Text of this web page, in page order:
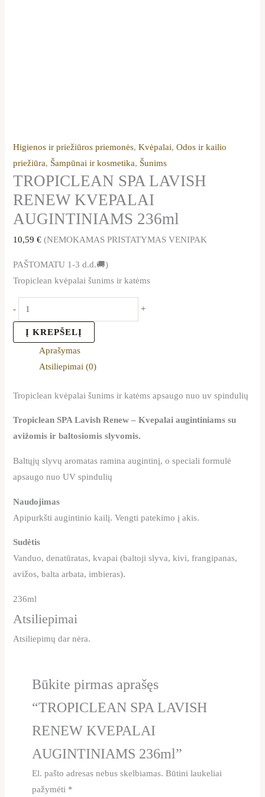
Higienos ir priežiūros priemonės,Kvėpalai,Odos ir kailio
priežiūra, Šampūnai ir kosmetika, Šunims
TROPICLEAN SPA LAVISH
RENEW KVEPALAI
AUGINTINIAMS 236ml
10,59€ (NEMOKAMAS PRISTATYMAS VENIPAK
PAŠTOMATU 1-3 d.d.🚚)
Tropiclean kvėpalai šunims ir katėms
- +
Į KREPŠELĮ
Aprašymas
Atsiliepimai (0)
Tropiclean kvėpalai šunims ir katėms apsaugo nuo uv spindulių
Tropiclean SPA Lavish Renew –Kvepalai augintiniams su
avižomis ir baltosiomis slyvomis.
Baltųjų slyvų aromatas ramina augintinį, o speciali formulė
apsaugo nuo UV spindulių
Naudojimas
Apipurkšti augintinio kailį. Vengti patekimo į akis.
Sudėtis
Vanduo, denatūratas, kvapai (baltoji slyva, kivi, frangipanas,
avižos, balta arbata, imbieras).
236ml
Atsiliepimai
Atsiliepimų dar nėra.
Būkite pirmas aprašęs
“TROPICLEAN SPA LAVISH
RENEW KVEPALAI
AUGINTINIAMS 236ml”
El. pašto adresas nebus skelbiamas. Būtini laukeliai
pažymėti *